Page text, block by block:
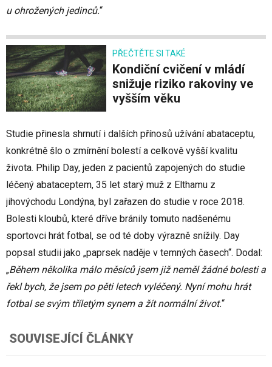
u ohrožených jedinců.“
PŘEČTĚTE SI TAKÉ
Kondiční cvičení v mládí
snižuje riziko rakoviny ve
vyšším věku
Studie přinesla shrnutí i dalších přínosů užívání abataceptu,
konkrétně šlo o zmírnění bolestí a celkově vyšší kvalitu
života. Philip Day, jeden z pacientů zapojených do studie
léčený abataceptem, 35 let starý muž z Elthamu z
jihovýchodu Londýna, byl zařazen do studie v roce 2018.
Bolesti kloubů, které dříve bránily tomuto nadšenému
sportovci hrát fotbal, se od té doby výrazně snížily. Day
popsal studii jako „paprsek naděje v temných časech“. Dodal:
„Během několika málo měsíců jsem již neměl žádné bolesti a
řekl bych, že jsem po pěti letech vyléčený. Nyní mohu hrát
fotbal se svým tříletým synem a žít normální život.“
SOUVISEJÍCÍ ČLÁNKY